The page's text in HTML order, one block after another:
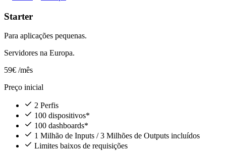
Starter
Para aplicações pequenas.
Servidores na Europa.
59€ /mês
Preço inicial
2 Perfis
100 dispositivos*
100 dashboards*
1 Milhão de Inputs / 3 Milhões de Outputs incluídos
Limites baixos de requisições